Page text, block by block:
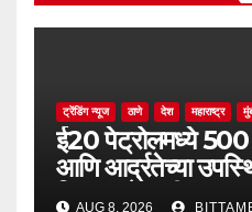
ट्रेंडिंग न्यूज ठाणे देश महाराष्ट्र
ई20 पेट्रोलमध्ये
आणि आर्द्रतेच्या
सिद्ध झाले नाहीत
AUG 8, 2026